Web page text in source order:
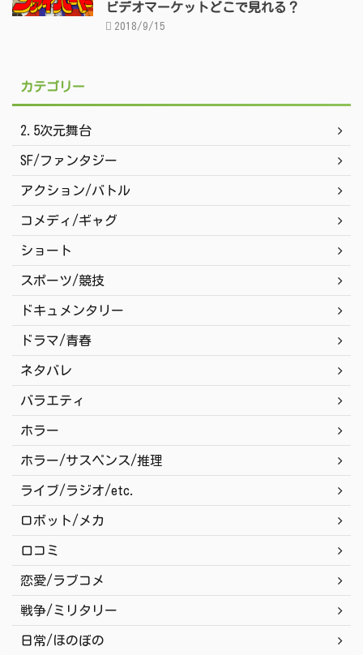
ビデオマーケットどこで見れる？
2018/9/15
カテゴリー
2.5次元舞台
SF/ファンタジー
アクション/バトル
コメディ/ギャグ
ショート
スポーツ/競技
ドキュメンタリー
ドラマ/青春
ネタバレ
バラエティ
ホラー
ホラー/サスペンス/推理
ライブ/ラジオ/etc.
ロボット/メカ
口コミ
恋愛/ラブコメ
戦争/ミリタリー
日常/ほのぼの